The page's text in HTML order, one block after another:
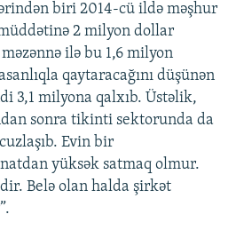
biri 2014-cü ildə məşhur
2 milyon dollar
ilə bu 1,6 milyon
qaytaracağını düşünən
3,1 milyona qalxıb. Üstəlik,
sonra tikinti sektorunda da
Evin bir
yüksək satmaq olmur.
Belə olan halda şirkət